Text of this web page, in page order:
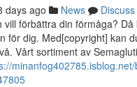
days ago News
Discuss
vill förbättra din förmåga? Då
för dig. Med[copyright] kan
Vårt sortiment av